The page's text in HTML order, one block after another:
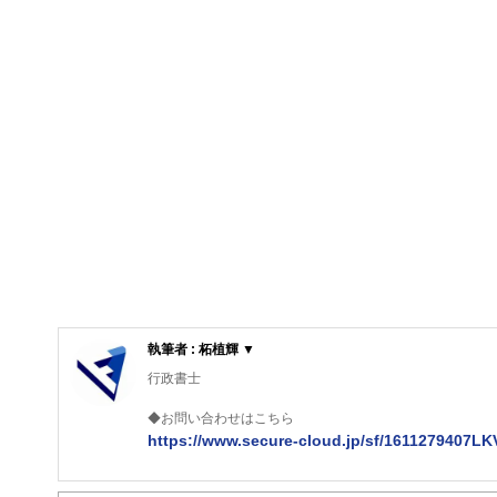
執筆者 : 柘植輝 ▼
行政書士
◆お問い合わせはこちら
https://www.secure-cloud.jp/sf/
２級ファイナンシャルプランナー